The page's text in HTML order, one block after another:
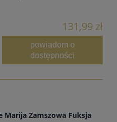
131,99 zł
powiadom o
dostępności
Marija Zamszowa Fuksja